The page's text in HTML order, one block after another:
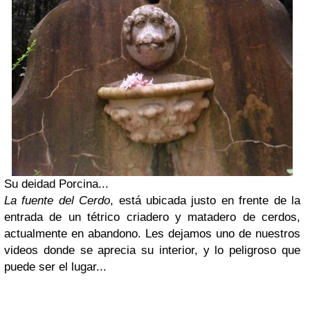
Su deidad Porcina...
La fuente del Cerdo, está ubicada justo en frente de la
entrada de un tétrico criadero y matadero de cerdos,
actualmente en abandono. Les dejamos uno de nuestros
videos donde se aprecia su interior, y lo peligroso que
puede ser el lugar...